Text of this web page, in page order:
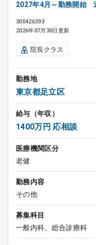
2027年4月～勤務開始
300426393
2026年07月30日更新
院長クラス
勤務地
東京都足立区
給与（年収）
1400万円 応相談
医療機関区分
老健
勤務内容
その他
募集科目
一般内科、総合診療科